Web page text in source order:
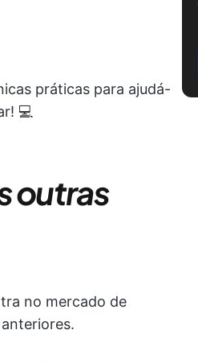
práticas para ajudá-
💻
outras
no mercado de